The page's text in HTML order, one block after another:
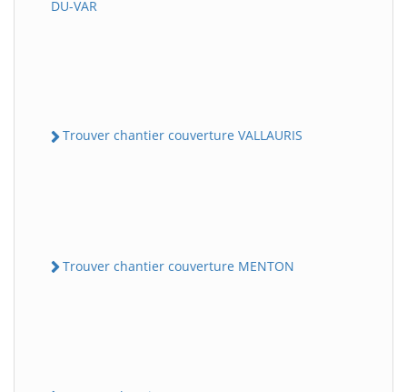
DU-VAR
Trouver chantier couverture VALLAURIS
Trouver chantier couverture MENTON